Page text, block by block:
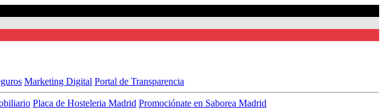
Marketing Digital Portal de Transparencia
Placa de Hosteleria Madrid Promociónate en Saborea Madrid